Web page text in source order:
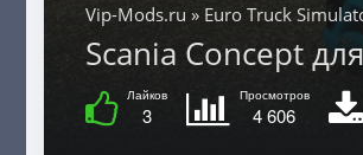
Vip-Mods.ru » Euro Truck
Scania Concept
Лайков
3
Просмотров
4 606